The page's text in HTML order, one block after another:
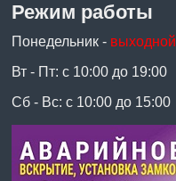
Режим работы
Понедельник - выходной
Вт - Пт: с 10:00 до 19:00
Сб - Вс: с 10:00 до 15:00